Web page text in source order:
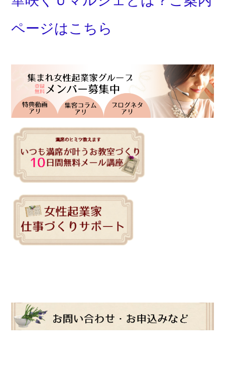
ページはこちら